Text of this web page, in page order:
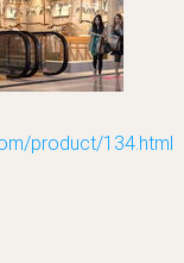
product/134.html